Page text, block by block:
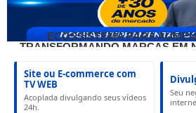
ECOSSISTEMA PARA
TRANSFORMANDO MARCAS EM
Site ou E-commerce com
TV WEB
Acoplada divulgando seus vídeos
24h.
Seu